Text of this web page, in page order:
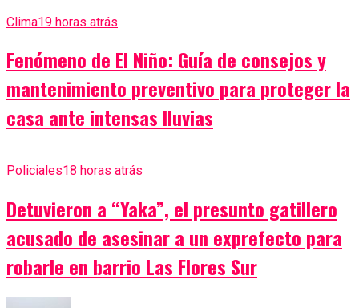
Clima19 horas atrás
Fenómeno de El Niño: Guía de consejos y
mantenimiento preventivo para proteger la
casa ante intensas lluvias
Policiales18 horas atrás
Detuvieron a “Yaka”, el presunto gatillero
acusado de asesinar a un exprefecto para
robarle en barrio Las Flores Sur